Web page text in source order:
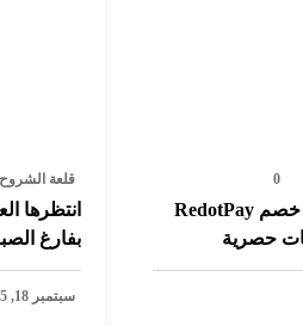
0
احصل على خصم RedotPay
قلعة الشروح
انتظرها
بفارغ
رقمية
بايبال في
سبتمبر 18, 2025